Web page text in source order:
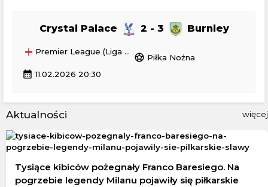
Crystal Palace 2 - 3 Burnley
Premier League (Liga Angielska)
sports_soccer Piłka Nożna
calendar_month 11.02.2026 20:30
Aktualności więcej
Tysiące kibiców pożegnały Franco Baresiego. Na
pogrzebie legendy Milanu pojawiły się piłkarskie